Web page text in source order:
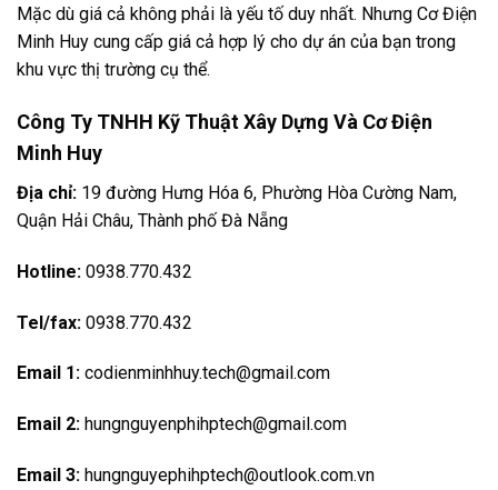
Mặc dù giá cả không phải là yếu tố duy nhất. Nhưng Cơ Điện
Minh Huy cung cấp giá cả hợp lý cho dự án của bạn trong
khu vực thị trường cụ thể.
Công Ty TNHH Kỹ Thuật Xây Dựng Và Cơ Điện
Minh Huy
Địa chỉ: 19 đường Hưng Hóa 6, Phường Hòa Cường Nam,
Quận Hải Châu, Thành phố Đà Nẵng
Hotline: 0938.770.432
Tel/fax: 0938.770.432
Email 1: codienminhhuy.tech@gmail.com
Email 2: hungnguyenphihptech@gmail.com
Email 3: hungnguyephihptech@outlook.com.vn